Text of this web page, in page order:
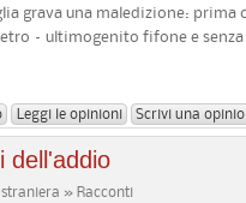
grava una maledizione:
– ultimogenito fifone e senza
Leggi le opinioni Scrivi una
dell'addio
» Racconti